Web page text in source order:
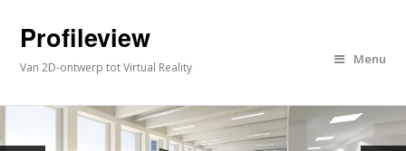
Profileview
Van 2D-ontwerp tot Virtual Reality
Menu